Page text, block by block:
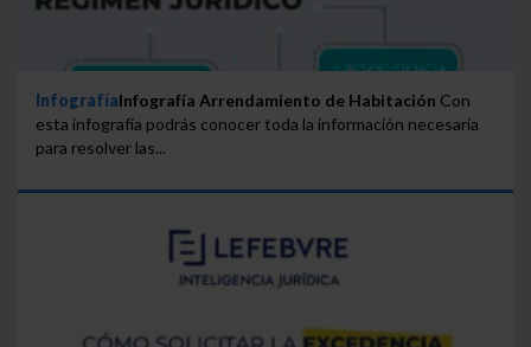
InfografíaInfografía Arrendamiento de Habitación Con
esta infografía podrás conocer toda la información necesaria
para resolver las...